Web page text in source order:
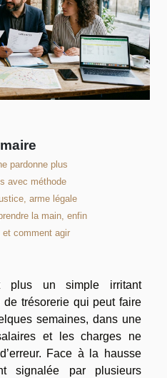
pardonne plus
avec méthode
arme légale
la main, enfin
comment agir
plus un simple irritant
de trésorerie qui peut faire
semaines, dans une
et les charges ne
Face à la hausse
signalée par plusieurs